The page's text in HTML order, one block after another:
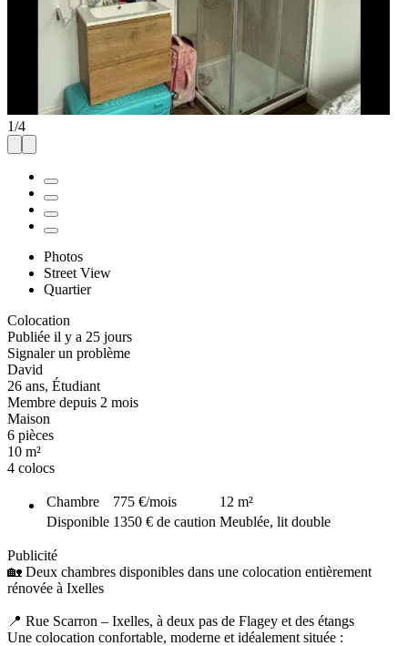
1/4
Photos
Street View
Quartier
Colocation
Publiée il y a 25 jours
Signaler un problème
David
26 ans, Étudiant
Membre depuis 2 mois
Maison
6 pièces
10 m²
4 colocs
Chambre 775 €/mois 12 m²
Disponible 1350 € de caution Meublée, lit double
Publicité
🏡 Deux chambres disponibles dans une colocation entièrement
rénovée à Ixelles
📍 Rue Scarron – Ixelles, à deux pas de Flagey et des étangs
Une colocation confortable, moderne et idéalement située :